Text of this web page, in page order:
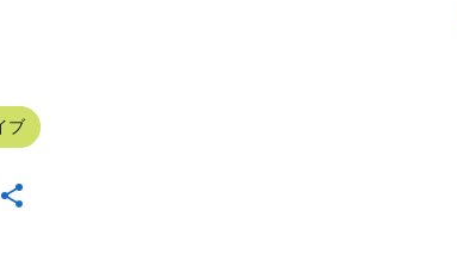
ブ